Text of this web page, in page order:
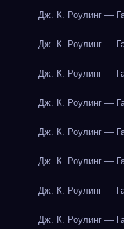
Дж. К. Роулинг —
Дж. К. Роулинг —
Дж. К. Роулинг —
Дж. К. Роулинг —
Дж. К. Роулинг —
Дж. К. Роулинг —
Дж. К. Роулинг —
Дж. К. Роулинг —